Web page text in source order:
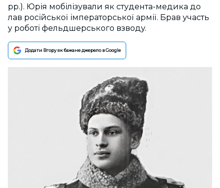
рр.). Юрія мобілізували як студента-медика до
лав російської імператорської армії. Брав участь
у роботі фельдшерського взводу.
Додати Вгору як бажане джерело в Google